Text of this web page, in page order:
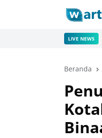
LIVE NEWS
Beranda